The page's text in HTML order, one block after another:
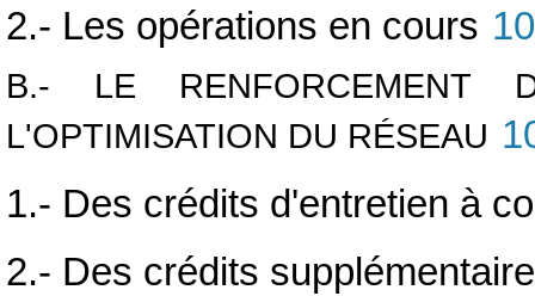
2.- Les opérations en cours
B.- LE RENFORCEMENT
L'OPTIMISATION DU RÉSEAU
1.- Des crédits d'entretien à
2.- Des crédits